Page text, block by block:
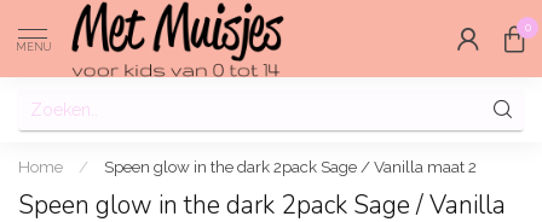
MENU
0
Home / Speen glow in the dark 2pack Sage / Vanilla maat 2
Speen glow in the dark 2pack Sage / Vanilla